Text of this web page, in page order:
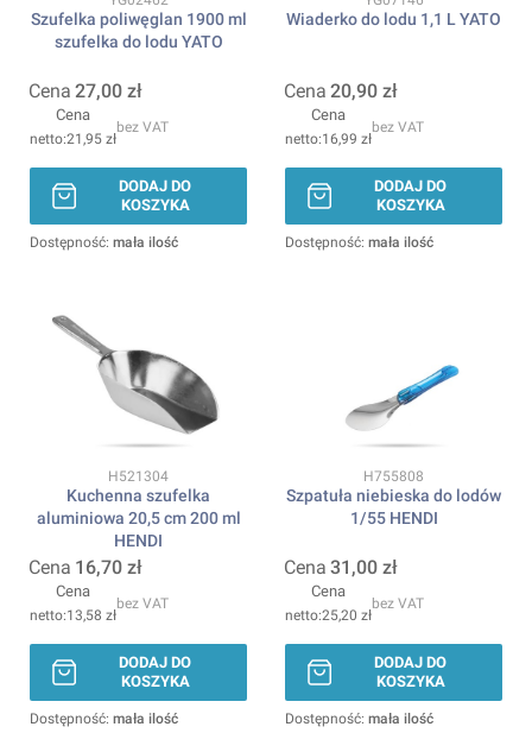
Szufelka poliwęglan 1900 ml
szufelka do lodu YATO
Cena 27,00 zł
Cena
21,95 zł
bez VAT
DODAJ DO
KOSZYKA
Dostępność: mała ilość
Wiaderko do lodu 1,1 L YATO
Cena 20,90 zł
Cena
16,99 zł
bez VAT
DODAJ DO
KOSZYKA
Dostępność: mała ilość
Kod produktu
H521304
Kuchenna szufelka
aluminiowa 20,5 cm 200 ml
HENDI
Cena 16,70 zł
Cena
13,58 zł
bez VAT
DODAJ DO
KOSZYKA
Dostępność: mała ilość
Kod produktu
H755808
Szpatuła niebieska do lodów
1/55 HENDI
Cena 31,00 zł
Cena
25,20 zł
bez VAT
DODAJ DO
KOSZYKA
Dostępność: mała ilość